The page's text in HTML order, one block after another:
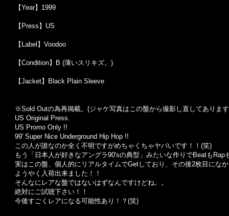
【Year】1999
【Press】US
【Label】Voodoo
【Condition】B (薄いスリキズ。)
【Jacket】Black Plain Sleeve
※Sold Outの為再掲載。 (ジャケ写真はこの盤から撮影し直してありま
US Original Press.
US Promo Only !!
99' Super Nice Underground Hip Hop !!
この人が誰なのか全く不明ですがめちゃくちゃヤバいです！！(笑)
もう「日本人が好きなアングラ90'sの典型」みたいな作りでBeatもRap
実はこの盤、個人的にリアルタイムでGetしており、その後2枚目にな
ようやく入荷出来ました！！
そんなにレアな盤ではないはずなんですけどね。。
絶対にご試聴下さい！！
今後すごくレアになる可能性あり！？(笑)